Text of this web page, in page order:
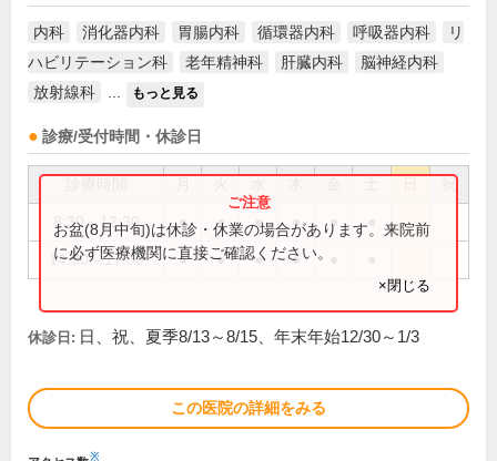
内科 消化器内科 胃腸内科 循環器内科 呼吸器内科
リ
ハビリテーション科
老年精神科 肝臓内科
脳神経内科
放射線科
もっと見る
診療/受付時間・休診日
祝
8:30～12:30 ● ● ● ● ●
14:30～17:30 ● ● ● ●
お盆(8月中旬)は休診・休業の場合があります。来院前
に必ず医療機関に直接ご確認ください。
×閉じる
休診日: 日、祝、夏季8/13～8/15、年末年始12/30～1/3
この医院の詳細をみる
※